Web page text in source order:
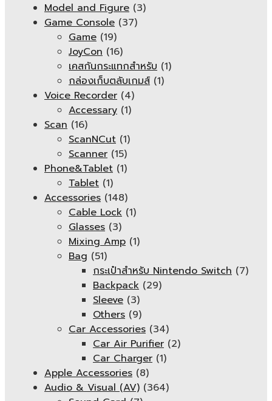
Model and Figure (3)
Game Console (37)
Game (19)
JoyCon (16)
เคสกันกระแทกสำหรับ (1)
กล่องเก็บตลับเกมส์ (1)
Voice Recorder (4)
Accessary (1)
Scan (16)
ScanNCut (1)
Scanner (15)
Phone&Tablet (1)
Tablet (1)
Accessories (148)
Cable Lock (1)
Glasses (3)
Mixing Amp (1)
Bag (51)
กระเป๋าสำหรับ Nintendo Switch (7)
Backpack (29)
Sleeve (3)
Others (9)
Car Accessories (34)
Car Air Purifier (2)
Car Charger (1)
Apple Accessories (8)
Audio & Visual (AV) (364)